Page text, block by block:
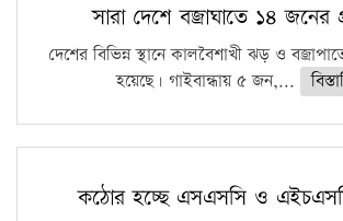
সারা দেশে বজ্রাঘাতে ১৪ জনের
দেশের বিভিন্ন স্থানে কালবৈশাখী ঝড় ও
হয়েছে। গাইবান্ধায় ৫ জন,...
কঠোর হচ্ছে এসএসসি ও